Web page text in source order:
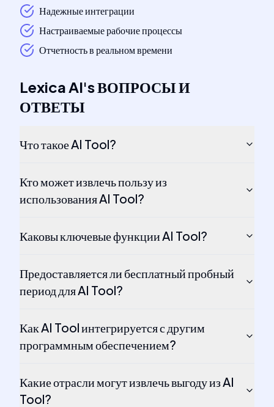
Надежные интеграции
Настраиваемые рабочие процессы
Отчетность в реальном времени
Lexica AI'sВОПРОСЫ И
ОТВЕТЫ
Что такое AI Tool?
Кто может извлечь пользу из
использования AI Tool?
Каковы ключевые функции AI Tool?
Предоставляется ли бесплатный пробный
период для AI Tool?
Как AI Tool интегрируется с другим
программным обеспечением?
Какие отрасли могут извлечь выгоду из AI
Tool?